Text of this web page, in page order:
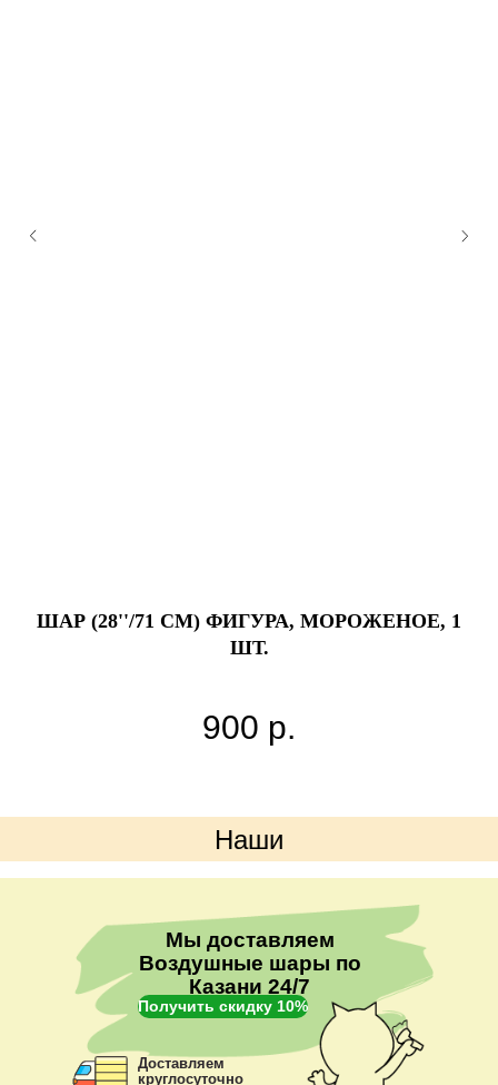
ШАР (28''/71 СМ) ФИГУРА, МОРОЖЕНОЕ, 1
ШТ.
900 р.
Наши
преимущества
Мы доставляем
Воздушные шары по
Казани 24/7
Получить скидку 10%
Доставляем
круглосуточно